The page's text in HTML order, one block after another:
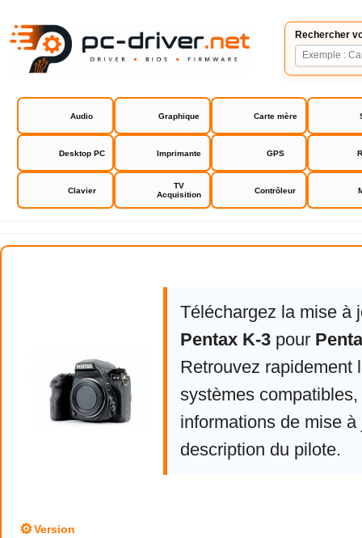
Rechercher
Audio Graphique Carte mère
Desktop PC Imprimante GPS
Clavier
TV
Acquisition
Contrôleur
Pentax K-3
Téléchargez la mise à
Pentax K-3 pour
Retrouvez rapidement
systèmes compatibles,
informations de mise à
description du pilote.
⚙Version